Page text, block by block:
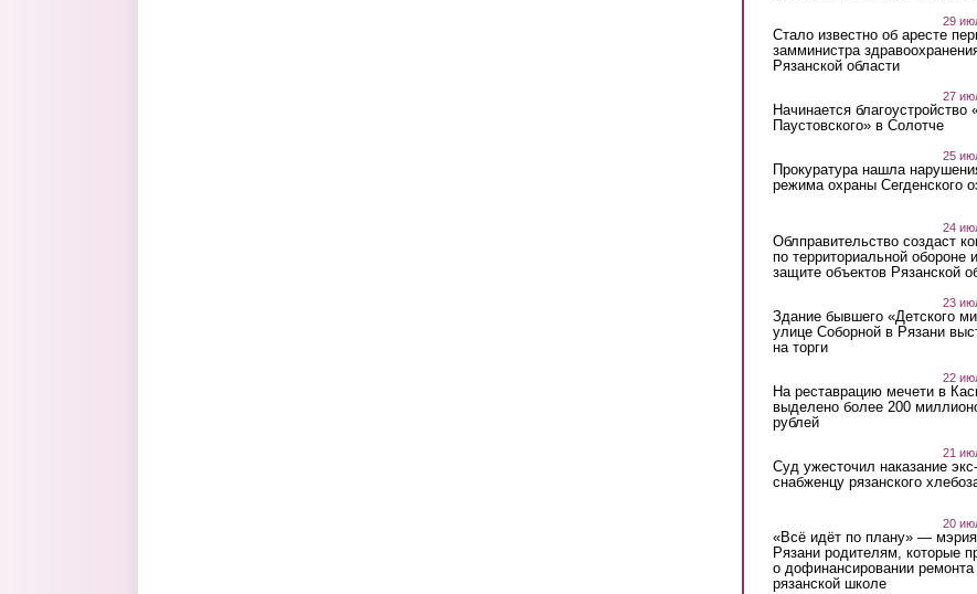
29
Стало известно об аресте
замминистра
Рязанской области
27
Начинается благоустройство
Паустовского» в Солотче
25
Прокуратура нашла
режима охраны Сегденского
24
Облправительство создаст
по территориальной обороне и
защите объектов Рязанской
23
Здание бывшего «Детского
улице Соборной в Рязани
на торги
22
На реставрацию мечети в
выделено более 200
рублей
21
Суд ужесточил наказание экс-
снабженцу рязанского
20
«Всё идёт по плану» — мэрия
Рязани родителям, которые
о дофинансировании ремонта
рязанской школе